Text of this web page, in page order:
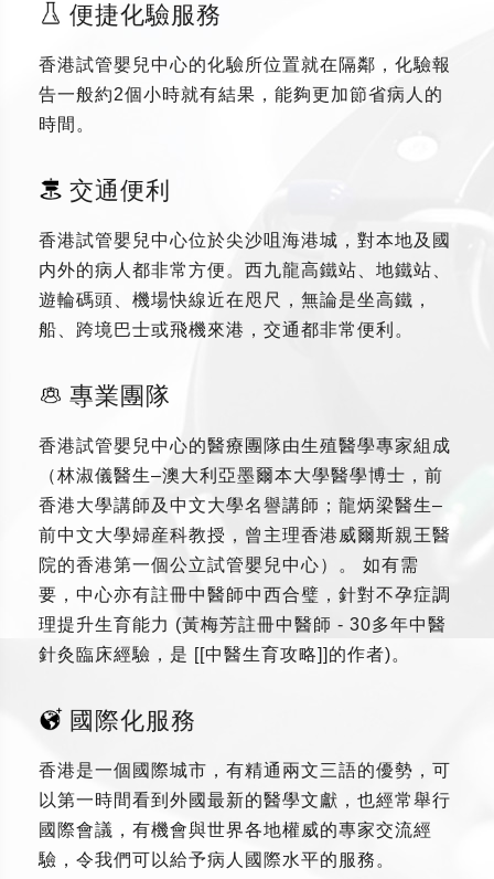
便捷化驗服務
香港試管嬰兒中心的化驗所位置就在隔鄰，化驗報
告一般約2個小時就有結果，能夠更加節省病人的
時間。
交通便利
香港試管嬰兒中心位於尖沙咀海港城，對本地及國
内外的病人都非常方便。西九龍高鐵站、地鐵站、
遊輪碼頭、機場快線近在咫尺，無論是坐高鐵，
船、跨境巴士或飛機來港，交通都非常便利。
專業團隊
香港試管嬰兒中心的醫療團隊由生殖醫學專家組成
（林淑儀醫生–澳大利亞墨爾本大學醫學博士，前
香港大學講師及中文大學名譽講師；龍炳梁醫生–
前中文大學婦産科教授，曾主理香港威爾斯親王醫
院的香港第一個公立試管嬰兒中心）。 如有需
要，中心亦有註冊中醫師中西合璧，針對不孕症調
理提升生育能力 (黃梅芳註冊中醫師 - 30多年中醫
針灸臨床經驗，是 [[中醫生育攻略]]的作者)。
國際化服務
香港是一個國際城市，有精通兩文三語的優勢，可
以第一時間看到外國最新的醫學文獻，也經常舉行
國際會議，有機會與世界各地權威的專家交流經
驗，令我們可以給予病人國際水平的服務。